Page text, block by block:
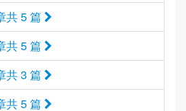
共 5 篇
共 5 篇
共 3 篇
共 5 篇